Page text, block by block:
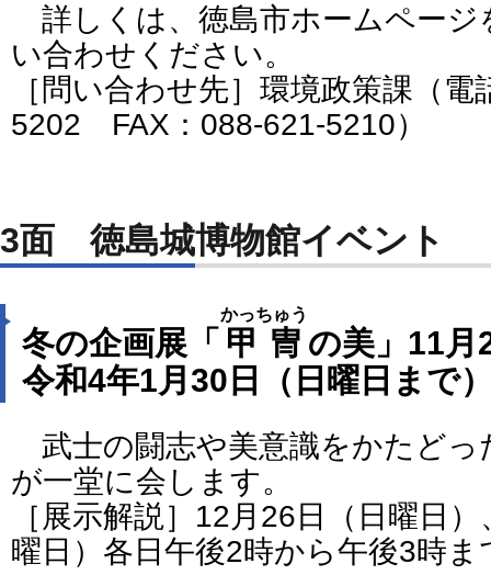
詳しくは、徳島市ホームページ
い合わせください。
［問い合わせ先］環境政策課（
5202 FAX：088-621-5210）
3面 徳島城博物館イベント
冬の企画展「 甲冑
かっちゅう
の美」11月
令和4年1月30日（日曜日まで
武士の闘志や美意識をかたどっ
が一堂に会します。
［展示解説］12月26日（日曜日
曜日）各日午後2時から午後3時ま